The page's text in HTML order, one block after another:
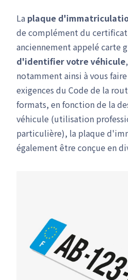
La plaque
de complément du
anciennement appelé carte
d'identifier votre véhicule
notamment ainsi à vous
exigences du Code de la
formats, en fonction de la
véhicule (utilisation
particulière), la plaque
également être conçue en